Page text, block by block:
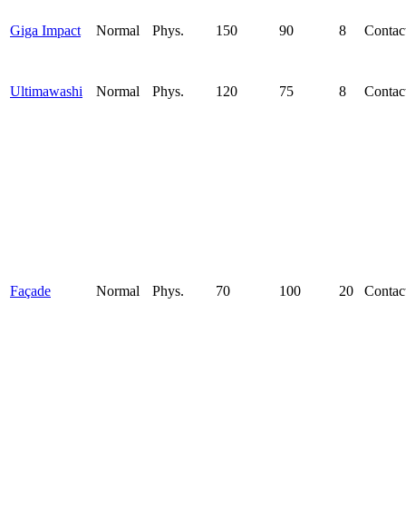
Giga Impact Normal Phys. 150 90 8
Ultimawashi Normal Phys. 120 75 8
Façade Normal Phys. 70 100 20